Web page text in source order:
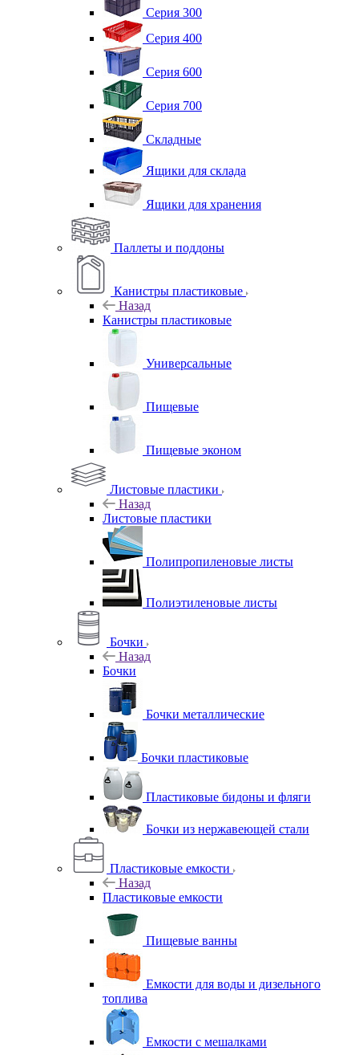
Серия 300
Серия 400
Серия 600
Серия 700
Складные
Ящики для склада
Ящики для хранения
Паллеты и поддоны
Канистры пластиковые
Назад
Канистры пластиковые
Универсальные
Пищевые
Пищевые эконом
Листовые пластики
Назад
Листовые пластики
Полипропиленовые листы
Полиэтиленовые листы
Бочки
Назад
Бочки
Бочки металлические
Бочки пластиковые
Пластиковые бидоны и фляги
Бочки из нержавеющей стали
Пластиковые емкости
Назад
Пластиковые емкости
Пищевые ванны
Емкости для воды и дизельного
топлива
Емкости с мешалками